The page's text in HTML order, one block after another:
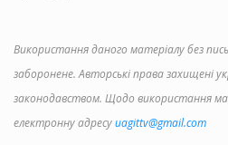
Використання даного матеріалу без
заборонене. Авторські права захищені
законодавством. Щодо використання
електронну адресуuagittv@gmail.com